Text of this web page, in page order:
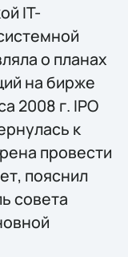
IT-
о планах
на бирже
2008 г. IPO
к
провести
пояснил
совета